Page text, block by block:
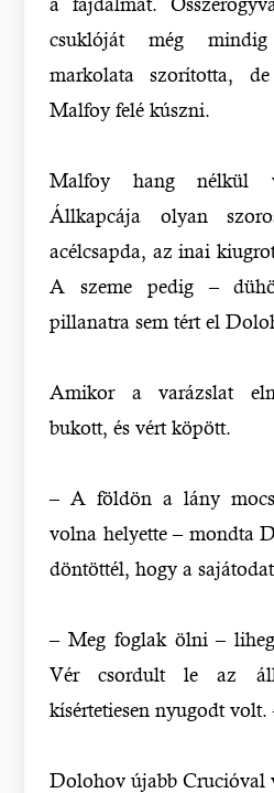
csuklóját még
markolata szorította,
Malfoy felé kúszni.
Malfoy hang nélkül
Állkapcája olyan
acélcsapda, az inai
A szeme pedig –
pillanatra sem tért el
Amikor a varázslat
bukott, és vért köpött.
– A földön a lány
volna helyette – mondta
döntöttél, hogy a
– Meg foglak ölni –
Vér csordult le az
kísértetiesen nyugodt
Dolohov újabb Crucióval